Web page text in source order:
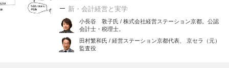
新・会計経営と実学
小長谷 敦子氏 / 株式会社経営ステーション京都。公認
会計士・税理士。
田村繁和氏 / 経営ステーション京都代表、 京セラ（元）
監査役